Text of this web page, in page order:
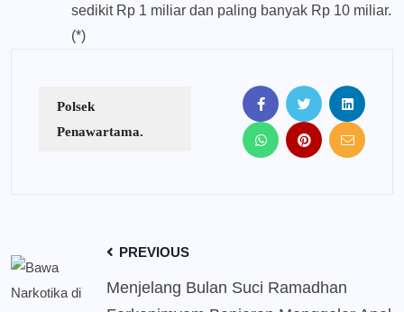
sedikit Rp 1 miliar dan paling banyak Rp 10 miliar.
(*)
Polsek
Penawartama.
PREVIOUS
Menjelang Bulan Suci Ramadhan